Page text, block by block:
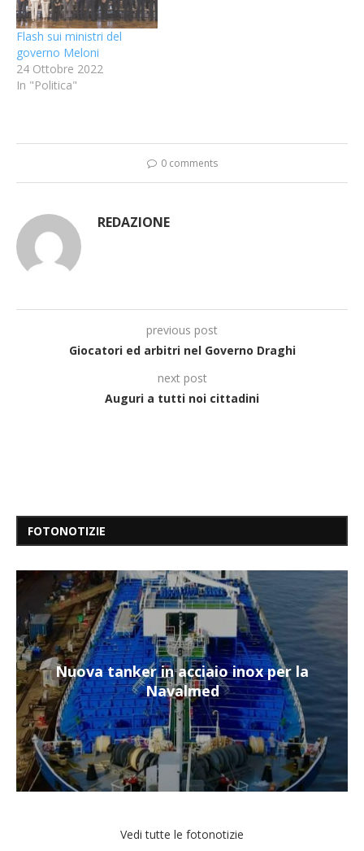
Flash sui ministri del
governo Meloni
24 Ottobre 2022
In "Politica"
0 comments
REDAZIONE
previous post
Giocatori ed arbitri nel Governo Draghi
next post
Auguri a tutti noi cittadini
FOTONOTIZIE
Nuova tanker in acciaio inox per la
Navalmed
Vedi tutte le fotonotizie